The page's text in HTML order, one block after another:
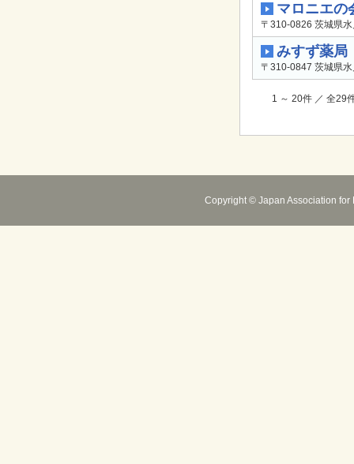
マロニエの
〒310-0826 茨城県
みすず薬局
〒310-0847 茨城県
1 ～ 20件 ／ 全29
Copyright © Japan Association